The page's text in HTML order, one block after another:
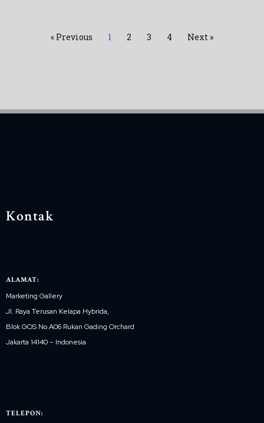
« Previous 1 2 3 4 Next »
Kontak
ALAMAT:
Marketing Gallery
Jl. Raya Terusan Kelapa Hybrida,
Blok GOS No.A06 Rukan Gading Orchard
Jakarta 14140 – Indonesia
TELEPON: